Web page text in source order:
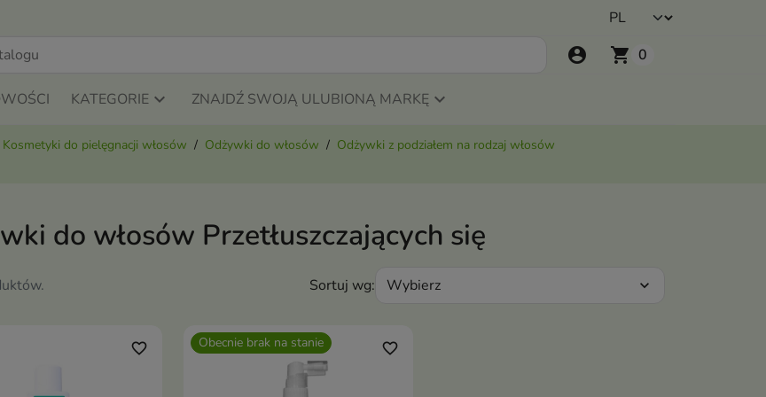
account_circle shopping_cart 0
KATEGORIE ZNAJDŹ SWOJĄ ULUBIONĄ MARKĘ
Kosmetyki do pielęgnacji włosów Odżywki do włosów
Odżywki z podziałem na rodzaj włosów
do włosów Przetłuszczających się
Sortuj wg: Wybierz expand_more
favorite_border Obecnie brak na stanie favorite_border